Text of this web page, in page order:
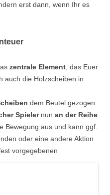
erst dann, wenn Ihr es
zentrale Element, das Euer
auch die Holzscheiben in
dem Beutel gezogen.
Spielernun an der Reihe
Bewegung aus und kann ggf.
oder eine andere Aktion
vorgegebenen